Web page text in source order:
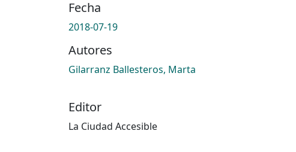
Fecha
2018-07-19
Autores
Gilarranz Ballesteros, Marta
Editor
La Ciudad Accesible